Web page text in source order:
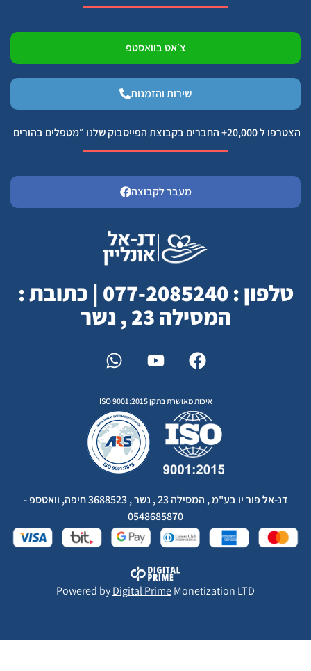
צ׳אט בוואסטפ
שירות והזמנות
הצטרפו ל 20,000+ החברים בקבוצת הפייסבוק שלנו ״מטפלים בהורים
מעבר לקבוצה
טלפון : 077-2085240 | כתובת :
המסילה 23 , נשר
איכות מאושרת בתקן ISO 9001:2015
דנ-אל פור יו בע"מ , המסילה 23 , נשר , 3688523 חיפה, וואטספ -
0548685870
Powered byDigital PrimeMonetization LTD